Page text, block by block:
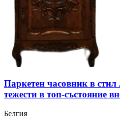
Паркетен часовник в
тежести в топ-състояние
Белгия